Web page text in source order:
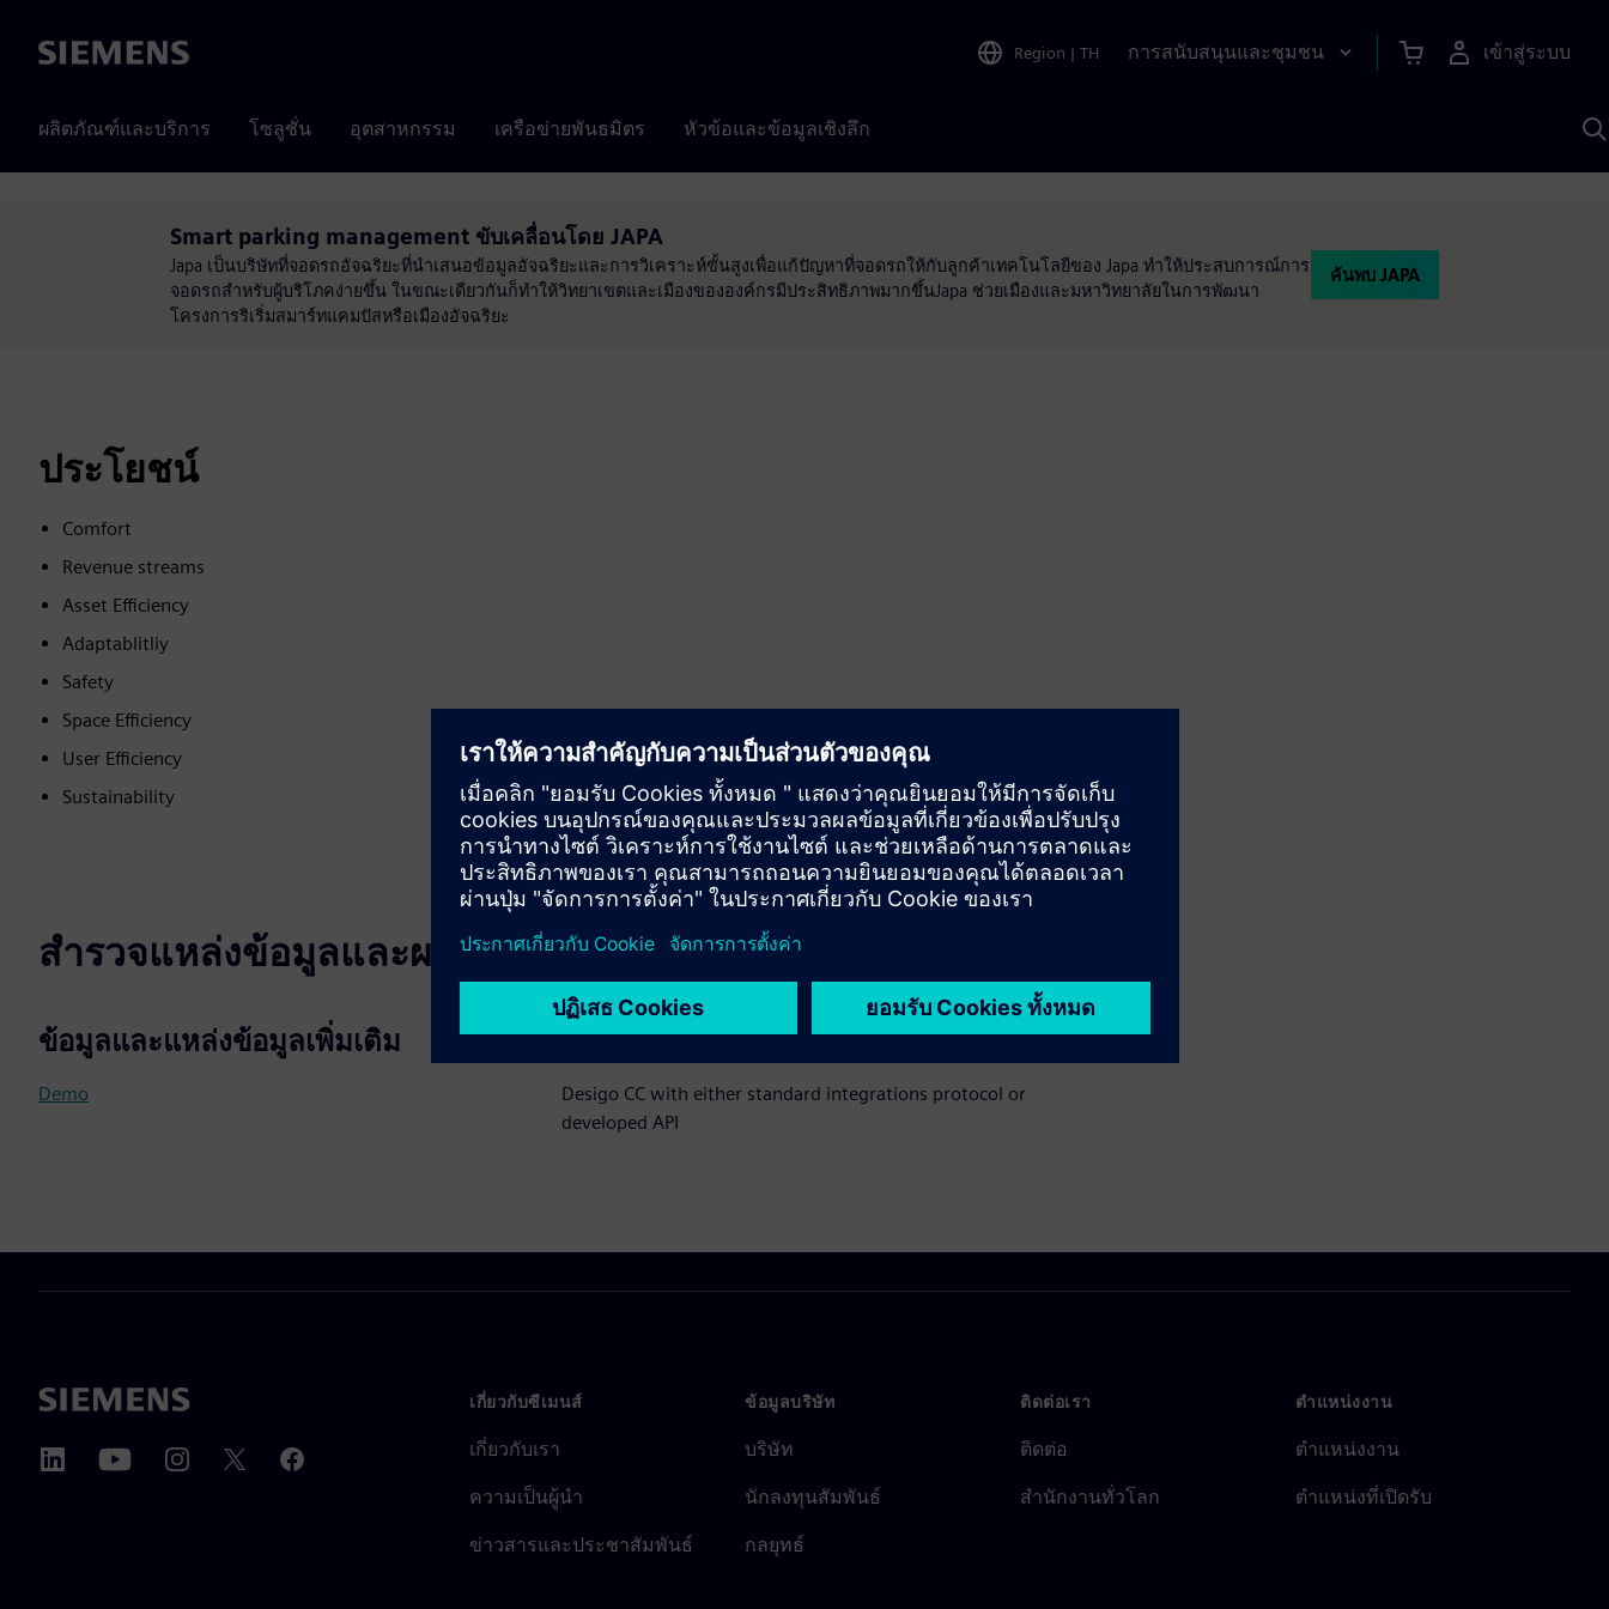
Siemens Region | TH การสนับสนุนและชุมชน เข้าสู่ระบบ
ผลิตภัณฑ์และบริการ โซลูชั่น อุตสาหกรรม เครือข่ายพันธมิตร หัวข้อและข้อมูลเชิงลึก
Smart parking management ขับเคลื่อนโดย JAPA
Japa เป็นบริษัทที่จอดรถอัจฉริยะที่นำเสนอข้อมูลอัจฉริยะและการวิเคราะห์ขั้นสูงเพื่อแก้ปัญหาที่จอดรถให้กับลูกค้าเทคโนโลยีของ Japa ทำให้ประสบการณ์การ
จอดรถสำหรับผู้บริโภคง่ายขึ้น ในขณะเดียวกันก็ทำให้วิทยาเขตและเมืองขององค์กรมีประสิทธิภาพมากขึ้นJapa ช่วยเมืองและมหาวิทยาลัยในการพัฒนา
โครงการริเริ่มสมาร์ทแคมปัสหรือเมืองอัจฉริยะ
ค้นพบ JAPA
ประโยชน์
Comfort
Revenue streams
Asset Efficiency
Adaptablitliy
Safety
Space Efficiency
User Efficiency
Sustainability
สำรวจแหล่งข้อมูลและผลิตภัณฑ์ที่เกี่ยวข้อง
ข้อมูลและแหล่งข้อมูลเพิ่มเติม
Demo
เงื่อนไขเบื้องต้น
Desigo CC with either standard integrations protocol or
developed API
เกี่ยวกับซีเมนส์
เกี่ยวกับเรา
ความเป็นผู้นำ
ข่าวสารและประชาสัมพันธ์
ข้อมูลบริษัท
บริษัท
นักลงทุนสัมพันธ์
กลยุทธ์
ติดต่อเรา
ติดต่อ
สำนักงานทั่วโลก
ตำแหน่งงาน
ตำแหน่งงาน
ตำแหน่งที่เปิดรับ